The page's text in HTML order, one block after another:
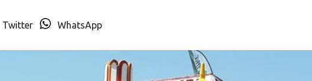
Twitter WhatsApp